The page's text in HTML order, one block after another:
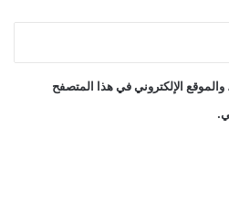
الإلكتروني في هذا المتصفح